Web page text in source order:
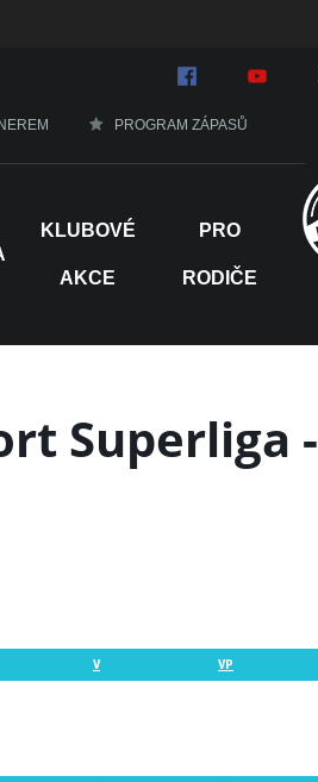
PROGRAM ZÁPASŮ
KLUBOVÉ
AKCE
PRO
RODIČE
Superliga
V VP